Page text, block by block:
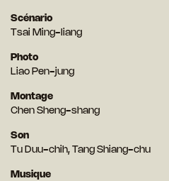
Scénario
Tsai Ming-liang
Photo
Liao Pen-jung
Montage
Chen Sheng-shang
Son
Tu Duu-chih, Tang Shiang-chu
Musique